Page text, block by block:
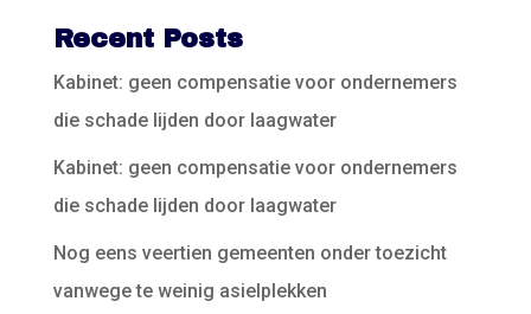
Recent Posts
Kabinet: geen compensatie voor ondernemers
die schade lijden door laagwater
Kabinet: geen compensatie voor ondernemers
die schade lijden door laagwater
Nog eens veertien gemeenten onder toezicht
vanwege te weinig asielplekken